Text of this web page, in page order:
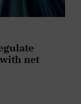
net